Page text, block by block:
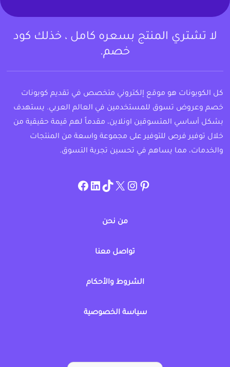
لا تشتري المنتج بسعره كامل ، خذلك كود
خصم.
كل الكوبونات هو موقع إلكتروني متخصص في تقديم كوبونات
خصم وعروض تسوق للمستخدمين في العالم العربي. يستهدف
بشكل أساسي المتسوقين اونلاين، مقدماً لهم قيمة حقيقية من
خلال توفير فرص للتوفير على مجموعة واسعة من المنتجات
والخدمات، مما يساهم في تحسين تجربة التسوق.
pinterest
allcouponat
twitter
TikTok
linkedin
facebook
من نحن
تواصل معنا
الشروط والأحكام
سياسة الخصوصية